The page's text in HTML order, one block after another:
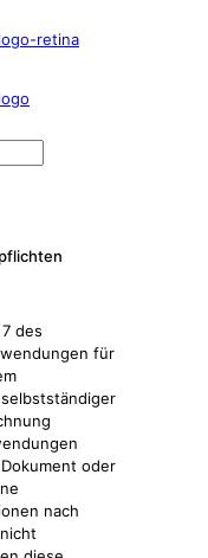
des
für
oder
nach